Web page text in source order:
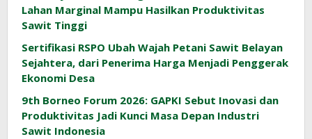
Lahan Marginal Mampu Hasilkan Produktivitas
Sawit Tinggi
Sertifikasi RSPO Ubah Wajah Petani Sawit Belayan
Sejahtera, dari Penerima Harga Menjadi Penggerak
Ekonomi Desa
9th Borneo Forum 2026: GAPKI Sebut Inovasi dan
Produktivitas Jadi Kunci Masa Depan Industri
Sawit Indonesia